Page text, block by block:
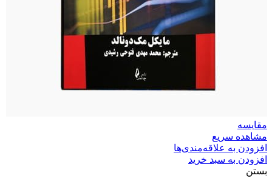
مقایسه
مشاهده سریع
افزودن به علاقه‌مندی‌ها
افزودن به سبد خرید
بستن